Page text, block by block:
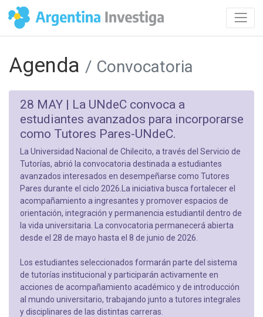
Agenda / Convocatoria
28 MAY | La UNdeC convoca a
estudiantes avanzados para incorporarse
como Tutores Pares-UNdeC.
La Universidad Nacional de Chilecito, a través del Servicio de
Tutorías, abrió la convocatoria destinada a estudiantes
avanzados interesados en desempeñarse como Tutores
Pares durante el ciclo 2026.La iniciativa busca fortalecer el
acompañamiento a ingresantes y promover espacios de
orientación, integración y permanencia estudiantil dentro de
la vida universitaria. La convocatoria permanecerá abierta
desde el 28 de mayo hasta el 8 de junio de 2026.
Los estudiantes seleccionados formarán parte del sistema
de tutorías institucional y participarán activamente en
acciones de acompañamiento académico y de introducción
al mundo universitario, trabajando junto a tutores integrales
y disciplinares de las distintas carreras.